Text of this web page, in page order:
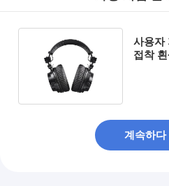
사용자
접착
계속하다